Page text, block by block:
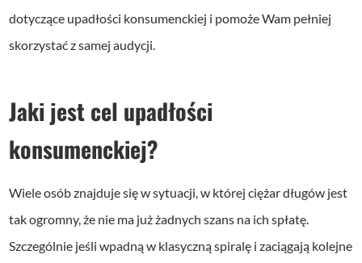
dotyczące upadłości konsumenckiej i pomoże Wam pełniej
skorzystać z samej audycji.
Jaki jest cel upadłości
konsumenckiej?
Wiele osób znajduje się w sytuacji, w której ciężar długów jest
tak ogromny, że nie ma już żadnych szans na ich spłatę.
Szczególnie jeśli wpadną w klasyczną spiralę i zaciągają kolejne